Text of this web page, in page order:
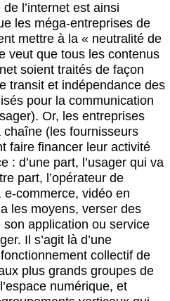
l’internet est ainsi
les méga-entreprises de
mettre à la « neutralité de
veut que tous les contenus
soient traités de façon
transit et indépendance des
pour la communication
Or, les entreprises
(les fournisseurs
faire financer leur activité
: d’une part, l’usager qui va
part, l’opérateur de
commerce, vidéo en
les moyens, verser des
application ou service
Il s’agit là d’une
collectif de
plus grands groupes de
numérique, et